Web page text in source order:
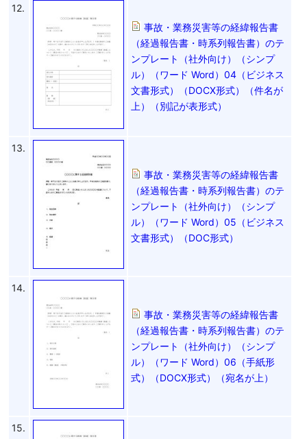
12.
事故・業務災害等の経緯報告書
（経過報告書・時系列報告書）のテ
ンプレート（社外向け）（シンプ
ル）（ワード Word）04（ビジネス
文書形式）（DOCX形式）（件名が
上）（別記が表形式）
13.
事故・業務災害等の経緯報告書
（経過報告書・時系列報告書）のテ
ンプレート（社外向け）（シンプ
ル）（ワード Word）05（ビジネス
文書形式）（DOC形式）
14.
事故・業務災害等の経緯報告書
（経過報告書・時系列報告書）のテ
ンプレート（社外向け）（シンプ
ル）（ワード Word）06（手紙形
式）（DOCX形式）（宛名が上）
15.